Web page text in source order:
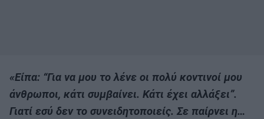
«Είπα: “Για να μου το λένε οι πολύ κοντινοί μου
άνθρωποι, κάτι συμβαίνει. Κάτι έχει αλλάξει”.
Γιατί εσύ δεν το συνειδητοποιείς. Σε παίρνει η…